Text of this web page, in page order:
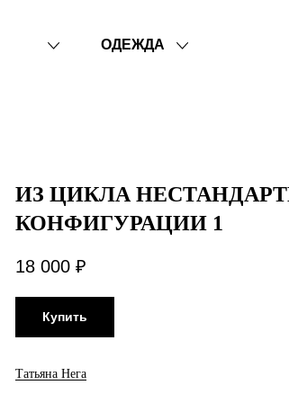
ОДЕЖДА
ИЗ ЦИКЛА
КОНФИГУРАЦИИ 1
18 000 ₽
Купить
Татьяна Нега